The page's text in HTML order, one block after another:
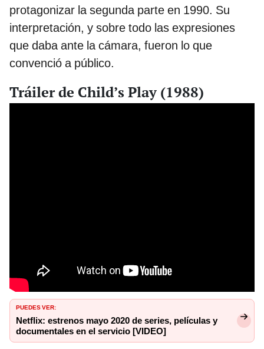
protagonizar la segunda parte en 1990. Su
interpretación, y sobre todo las expresiones
que daba ante la cámara, fueron lo que
convenció a público.
Tráiler de Child’s Play (1988)
PUEDES VER:
Netflix: estrenos mayo 2020 de series, películas y
documentales en el servicio [VIDEO]